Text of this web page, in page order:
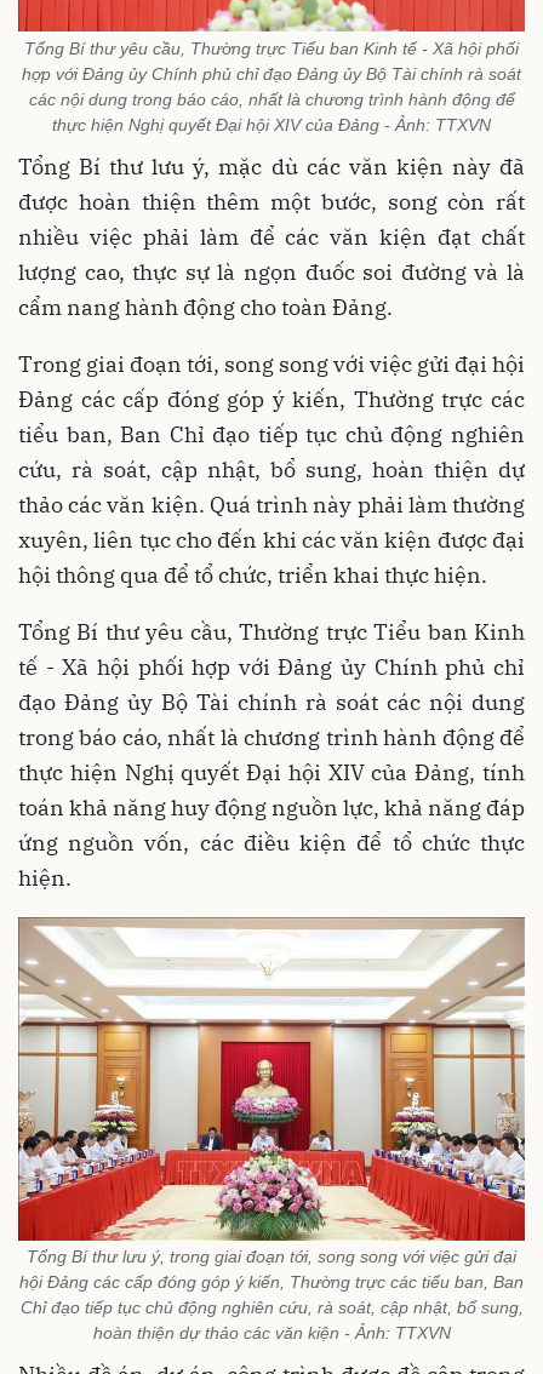
Tổng Bí thư yêu cầu, Thường trực Tiểu ban Kinh tế - Xã hội phối
hợp với Đảng ủy Chính phủ chỉ đạo Đảng ủy Bộ Tài chính rà soát
các nội dung trong báo cáo, nhất là chương trình hành động để
thực hiện Nghị quyết Đại hội XIV của Đảng - Ảnh: TTXVN
Tổng Bí thư lưu ý, mặc dù các văn kiện này đã
được hoàn thiện thêm một bước, song còn rất
nhiều việc phải làm để các văn kiện đạt chất
lượng cao, thực sự là ngọn đuốc soi đường và là
cẩm nang hành động cho toàn Đảng.
Trong giai đoạn tới, song song với việc gửi đại hội
Đảng các cấp đóng góp ý kiến, Thường trực các
tiểu ban, Ban Chỉ đạo tiếp tục chủ động nghiên
cứu, rà soát, cập nhật, bổ sung, hoàn thiện dự
thảo các văn kiện. Quá trình này phải làm thường
xuyên, liên tục cho đến khi các văn kiện được đại
hội thông qua để tổ chức, triển khai thực hiện.
Tổng Bí thư yêu cầu, Thường trực Tiểu ban Kinh
tế - Xã hội phối hợp với Đảng ủy Chính phủ chỉ
đạo Đảng ủy Bộ Tài chính rà soát các nội dung
trong báo cáo, nhất là chương trình hành động để
thực hiện Nghị quyết Đại hội XIV của Đảng, tính
toán khả năng huy động nguồn lực, khả năng đáp
ứng nguồn vốn, các điều kiện để tổ chức thực
hiện.
Tổng Bí thư lưu ý, trong giai đoạn tới, song song với việc gửi đại
hội Đảng các cấp đóng góp ý kiến, Thường trực các tiểu ban, Ban
Chỉ đạo tiếp tục chủ động nghiên cứu, rà soát, cập nhật, bổ sung,
hoàn thiện dự thảo các văn kiện - Ảnh: TTXVN